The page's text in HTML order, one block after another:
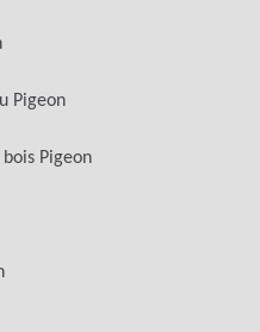
Pigeon
Pigeon